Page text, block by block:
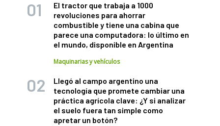
El tractor que trabaja a 1000
revoluciones para ahorrar
combustible y tiene una cabina que
parece una computadora: lo último en
el mundo, disponible en Argentina
Maquinarias y vehículos
Llegó al campo argentino una
tecnología que promete cambiar una
práctica agrícola clave: ¿Y si analizar
el suelo fuera tan simple como
apretar un botón?